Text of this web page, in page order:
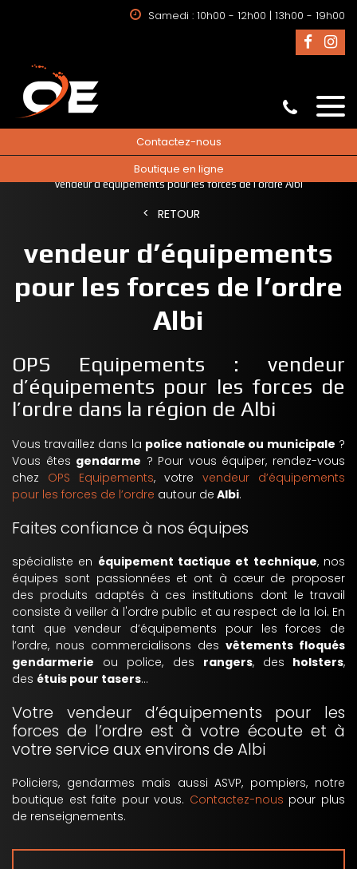
Samedi : 10h00 - 12h00 | 13h00 - 19h00
Boutique en ligne
Contactez-nous
vendeur d’équipements pour les forces de l’ordre
vendeur d’équipements pour les forces de l’ordre Albi
RETOUR
vendeur d’équipements
pour les forces de l’ordre
Albi
OPS Equipements : vendeur
d’équipements pour les forces de
l’ordre dans la région de Albi
Vous travaillez dans la police nationale ou municipale ?
Vous êtes gendarme ? Pour vous équiper, rendez-vous
chez OPS Equipements, votre vendeur d’équipements
pour les forces de l’ordre autour de Albi.
Faites confiance à nos équipes
spécialiste en équipement tactique et technique, nos
équipes sont passionnées et ont à cœur de proposer
des produits adaptés à ces institutions dont le travail
consiste à veiller à l'ordre public et au respect de la loi. En
tant que vendeur d’équipements pour les forces de
l’ordre, nous commercialisons des vêtements floqués
gendarmerie ou police, des rangers, des holsters,
des étuis pour tasers…
Votre vendeur d’équipements pour les
forces de l’ordre est à votre écoute et à
votre service aux environs de Albi
Policiers, gendarmes mais aussi ASVP, pompiers, notre
boutique est faite pour vous. Contactez-nous pour plus
de renseignements.